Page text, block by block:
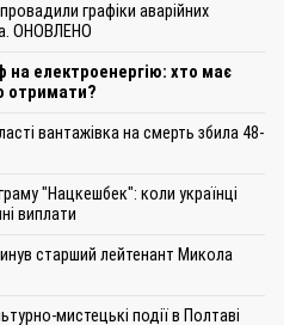
графіки аварійних
ОНОВЛЕНО
на електроенергію: хто має
отримати?
вантажівка на смерть збила 48-
"Нацкешбек": коли українці
виплати
старший лейтенант Микола
мистецькі події в Полтаві